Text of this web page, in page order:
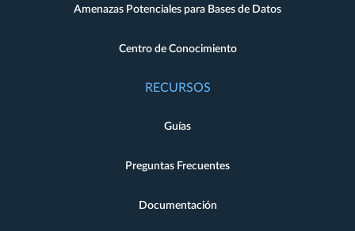
Amenazas Potenciales para Bases de Datos
Centro de Conocimiento
RECURSOS
Guías
Preguntas Frecuentes
Documentación